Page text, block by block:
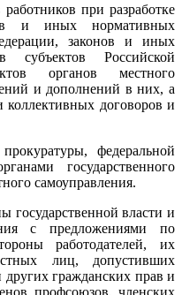
при разработке
и иных нормативных
законов и иных
субъектов Российской
органов местного
и дополнений в них, а
коллективных договоров и
федеральной
государственного
самоуправления.
государственной власти и
с предложениями по
работодателей, их
лиц, допустивших
гражданских прав и
профсоюзов, членских